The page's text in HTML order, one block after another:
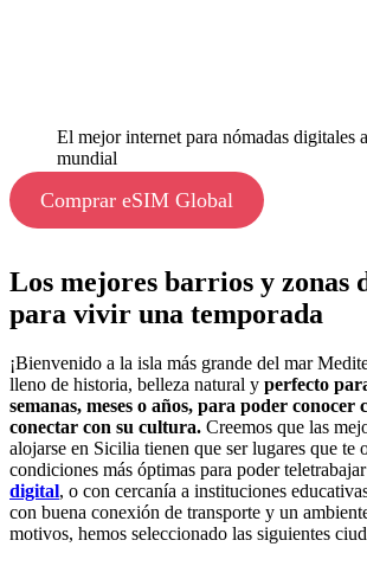
El mejor internet para nómadas digitales
mundial
Comprar eSIM Global
Los mejores barrios y zonas
para vivir una temporada
¡Bienvenido a la isla más grande del mar
lleno de historia, belleza natural y perfecto
semanas, meses o años, para poder conocer
conectar con su cultura. Creemos que las
alojarse en Sicilia tienen que ser lugares que te
condiciones más óptimas para poder
digital, o con cercanía a instituciones
con buena conexión de transporte y un
motivos, hemos seleccionado las siguientes